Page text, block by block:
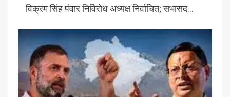
विक्रम सिंह पंवार निर्विरोध अध्यक्ष निर्वाचित; सभासद…